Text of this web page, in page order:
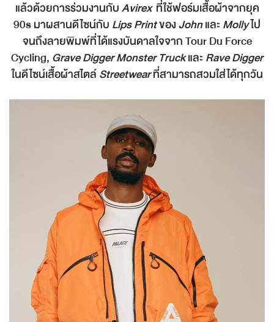
แล้วด้วยการร่วมงานกับAvirexที่ใช้ฟอร์มเสื้อผ้าจากยุค
90s มาผสานดีไซน์กับ Lips PrintของJohnและMollyไป
จนถึงลายพิมพ์ที่ได้แรงบันดาลใจจาก Tour Du Force
Cycling, Grave Digger Monster TruckและRave Digger
ในดีไซน์เสื้อผ้าสไตล์Streetwearที่สามารถสวมใส่ได้ทุกวัน